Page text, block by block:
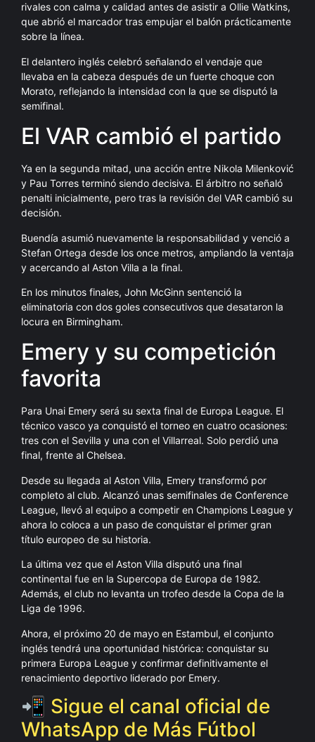
rivales con calma y calidad antes de asistir a Ollie Watkins,
que abrió el marcador tras empujar el balón prácticamente
sobre la línea.
El delantero inglés celebró señalando el vendaje que
llevaba en la cabeza después de un fuerte choque con
Morato, reflejando la intensidad con la que se disputó la
semifinal.
El VAR cambió el partido
Ya en la segunda mitad, una acción entre Nikola Milenković
y Pau Torres terminó siendo decisiva. El árbitro no señaló
penalti inicialmente, pero tras la revisión del VAR cambió su
decisión.
Buendía asumió nuevamente la responsabilidad y venció a
Stefan Ortega desde los once metros, ampliando la ventaja
y acercando al Aston Villa a la final.
En los minutos finales, John McGinn sentenció la
eliminatoria con dos goles consecutivos que desataron la
locura en Birmingham.
Emery y su competición
favorita
Para Unai Emery será su sexta final de Europa League. El
técnico vasco ya conquistó el torneo en cuatro ocasiones:
tres con el Sevilla y una con el Villarreal. Solo perdió una
final, frente al Chelsea.
Desde su llegada al Aston Villa, Emery transformó por
completo al club. Alcanzó unas semifinales de Conference
League, llevó al equipo a competir en Champions League y
ahora lo coloca a un paso de conquistar el primer gran
título europeo de su historia.
La última vez que el Aston Villa disputó una final
continental fue en la Supercopa de Europa de 1982.
Además, el club no levanta un trofeo desde la Copa de la
Liga de 1996.
Ahora, el próximo 20 de mayo en Estambul, el conjunto
inglés tendrá una oportunidad histórica: conquistar su
primera Europa League y confirmar definitivamente el
renacimiento deportivo liderado por Emery.
📲 Sigue el canal oficial de
WhatsApp de Más Fútbol